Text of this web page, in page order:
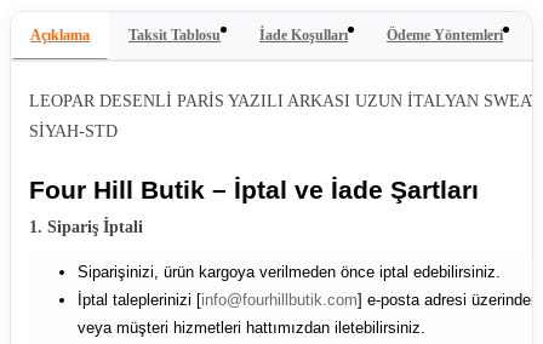
Açıklama Taksit Tablosu İade Koşulları Ödeme Yöntemleri
LEOPAR DESENLİ PARİS YAZILI ARKASI UZUN İTALYAN
SİYAH-STD
Four Hill Butik – İptal ve İade Şartları
1. Sipariş İptali
Siparişinizi, ürün kargoya verilmeden önce iptal edebilirsiniz.
İptal taleplerinizi [info@fourhillbutik.com] e-posta adresi üzerinden
veya müşteri hizmetleri hattımızdan iletebilirsiniz.